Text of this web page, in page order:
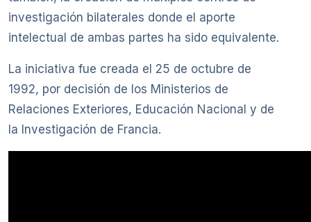
investigación bilaterales donde el aporte
intelectual de ambas partes ha sido equivalente.
La iniciativa fue creada el 25 de octubre de
1992, por decisión de los Ministerios de
Relaciones Exteriores, Educación Nacional y de
la Investigación de Francia.